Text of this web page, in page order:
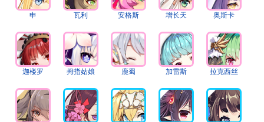
申 瓦利 安格斯 增长天 奥斯卡
迦楼罗 拇指姑娘 鹿蜀 加雷斯 拉克西丝